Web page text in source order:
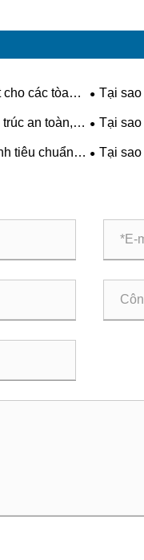
các tòa
Tại
hiện đại?
an toàn,
Tại
cho các
tiêu chuẩn
Tại